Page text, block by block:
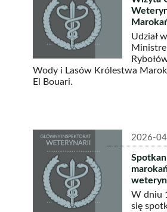
Udział
Wody i Lasów Królestwa
El Bouari.
2026-
W dniu
się